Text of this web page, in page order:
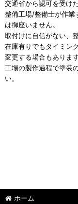
交通省から認可を受け
整備工場/整備士が作業
は御座いません。
取付けに自信がない、
在庫有りでもタイミン
変更する場合もあります
工場の製作過程で塗装
い。
ホーム